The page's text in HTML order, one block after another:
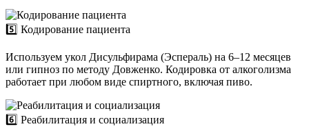
5️⃣ Кодирование пациента
Используем укол Дисульфирама (Эспераль) на 6–12 месяцев
или гипноз по методу Довженко. Кодировка от алкоголизма
работает при любом виде спиртного, включая пиво.
6️⃣ Реабилитация и социализация